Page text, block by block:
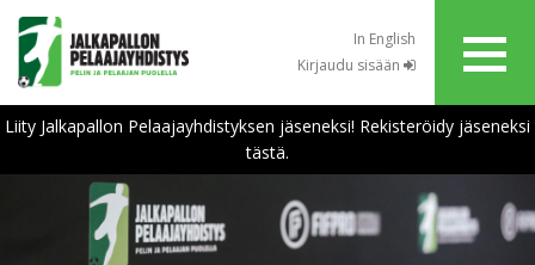
In English
Kirjaudu sisään
Liity Jalkapallon Pelaajayhdistyksen jäseneksi! Rekisteröidy jäseneksi
tästä.